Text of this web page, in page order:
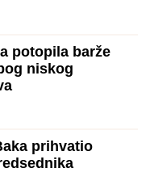
potopila barže
niskog
prihvatio